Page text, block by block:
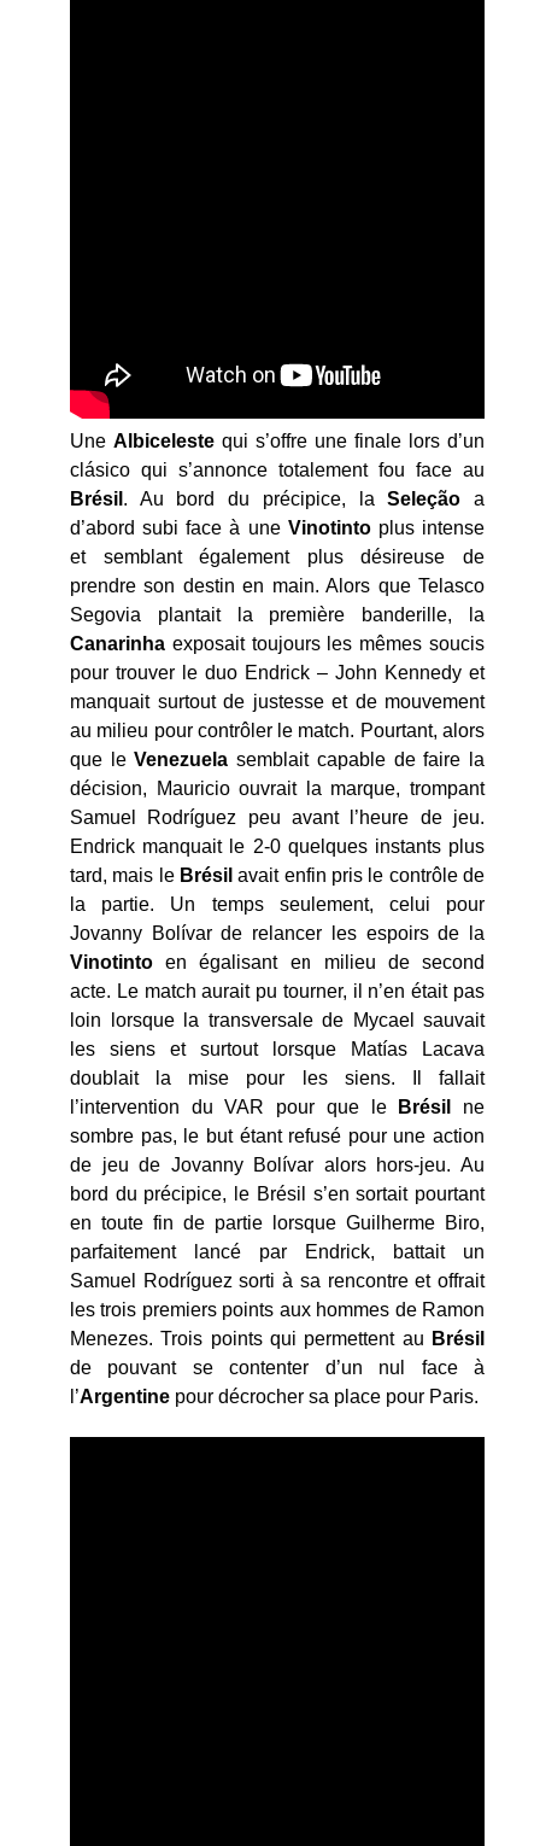
Une Albiceleste qui s’offre une finale lors d’un
clásico qui s’annonce totalement fou face au
Brésil . Au bord du précipice, laSeleção a
d’abord subi face à une Vinotintoplus intense
et semblant également plus désireuse de
prendre son destin en main. Alors que Telasco
Segovia plantait la première banderille, la
Canarinha exposait toujours les mêmes soucis
pour trouver le duo Endrick – John Kennedy et
manquait surtout de justesse et de mouvement
au milieu pour contrôler le match. Pourtant, alors
que leVenezuela semblait capable de faire la
décision, Mauricio ouvrait la marque, trompant
Samuel Rodríguez peu avant l’heure de jeu.
Endrick manquait le 2-0 quelques instants plus
tard, mais le Brésil avait enfin pris le contrôle de
la partie. Un temps seulement, celui pour
Jovanny Bolívar de relancer les espoirs de la
Vinotinto en égalisant en milieu de second
acte. Le match aurait pu tourner, il n’en était pas
loin lorsque la transversale de Mycael sauvait
les siens et surtout lorsque Matías Lacava
doublait la mise pour les siens. Il fallait
l’intervention du VAR pour que le
Brésil
ne
sombre pas, le but étant refusé pour une action
de jeu de Jovanny Bolívar alors hors-jeu. Au
bord du précipice, le Brésil s’en sortait pourtant
en toute fin de partie lorsque Guilherme Biro,
parfaitement lancé par Endrick, battait un
Samuel Rodríguez sorti à sa rencontre et offrait
les trois premiers points aux hommes de Ramon
Menezes. Trois points qui permettent au Brésil
de pouvant se contenter d’un nul face à
l’Argentine pour décrocher sa place pour Paris.